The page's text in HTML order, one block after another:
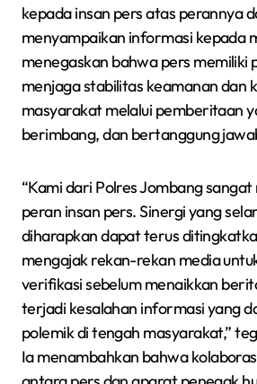
kepada insan pers atas perannya
menyampaikan informasi kepada
menegaskan bahwa pers memiliki
menjaga stabilitas keamanan dan
masyarakat melalui pemberitaan
berimbang, dan bertanggung
“Kami dari Polres Jombang
peran insan pers. Sinergi yang
diharapkan dapat terus
mengajak rekan-rekan media
verifikasi sebelum menaikkan
terjadi kesalahan informasi yang
polemik di tengah masyarakat,”
Ia menambahkan bahwa